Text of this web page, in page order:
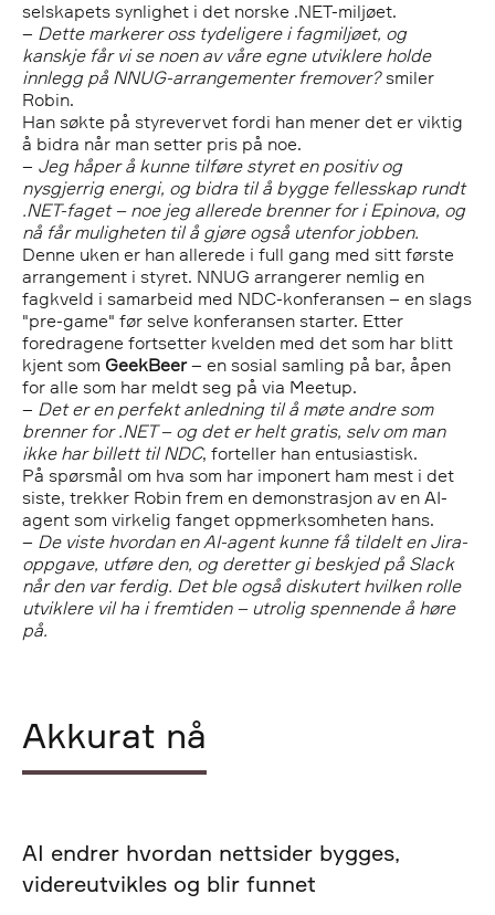
selskapets synlighet i det norske .NET-miljøet.
– Dette markerer oss tydeligere i fagmiljøet, og
kanskje får vi se noen av våre egne utviklere holde
innlegg på NNUG-arrangementer fremover?smiler
Robin.
Han søkte på styrevervet fordi han mener det er viktig
å bidra når man setter pris på noe.
– Jeg håper å kunne tilføre styret en positiv og
nysgjerrig energi, og bidra til å bygge fellesskap rundt
.NET-faget – noe jeg allerede brenner for i Epinova, og
nå får muligheten til å gjøre også utenfor jobben.
Denne uken er han allerede i full gang med sitt første
arrangement i styret. NNUG arrangerer nemlig en
fagkveld i samarbeid med NDC-konferansen – en slags
"pre-game" før selve konferansen starter. Etter
foredragene fortsetter kvelden med det som har blitt
kjent som GeekBeer– en sosial samling på bar, åpen
for alle som har meldt seg på via Meetup.
– Det er en perfekt anledning til å møte andre som
brenner for .NET – og det er helt gratis, selv om man
ikke har billett til NDC, forteller han entusiastisk.
På spørsmål om hva som har imponert ham mest i det
siste, trekker Robin frem en demonstrasjon av en AI-
agent som virkelig fanget oppmerksomheten hans.
– De viste hvordan en AI-agent kunne få tildelt en Jira-
oppgave, utføre den, og deretter gi beskjed på Slack
når den var ferdig. Det ble også diskutert hvilken rolle
utviklere vil ha i fremtiden – utrolig spennende å høre
på.
Akkurat nå
AI endrer hvordan nettsider bygges,
videreutvikles og blir funnet